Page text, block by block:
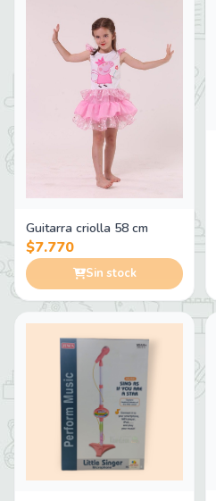
Guitarra criolla 58 cm
$7.770
Sin stock